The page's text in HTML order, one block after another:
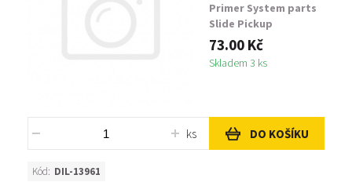
Primer System parts
Slide Pickup
Adjustment Screw
73.00 Kč
Skladem 3 ks
ks DO KOŠÍKU
Kód: DIL-13961